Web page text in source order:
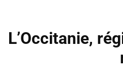
L’Occitanie,